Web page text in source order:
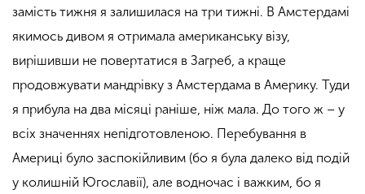
замість тижня я залишилася на три тижні. В Амстердамі
якимось дивом я отримала американську візу,
вирішивши не повертатися в Загреб, а краще
продовжувати мандрівку з Амстердама в Америку. Туди
я прибула на два місяці раніше, ніж мала. До того ж – у
всіх значеннях непідготовленою. Перебування в
Америці було заспокійливим (бо я була далеко від подій
у колишній Югославії), але водночас і важким, бо я